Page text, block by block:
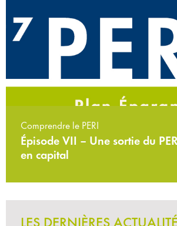
Comprendre le PERI
Épisode VII – Une sortie du
en capital
LES DERNIÈRES